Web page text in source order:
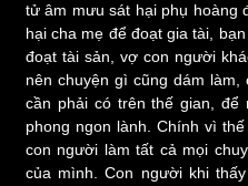
tử âm mưu sát hại phụ hoàng
hại cha mẹ để đoạt gia tài,
đoạt tài sản, vợ con người
nên chuyện gì cũng dám
cần phải có trên thế gian,
phong ngon lành. Chính vì
con người làm tất cả mọi
của mình. Con người khi